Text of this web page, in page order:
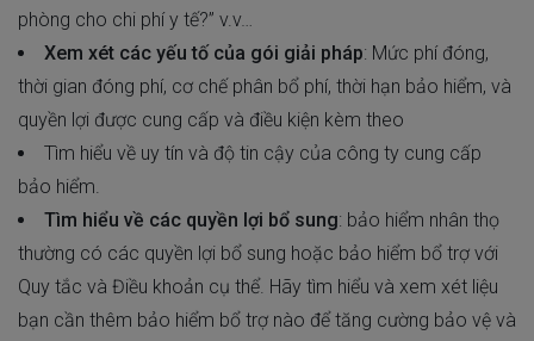
phòng cho chi phí y tế?” v.v…
Xem xét các yếu tố của gói giải pháp: Mức phí đóng,
thời gian đóng phí, cơ chế phân bổ phí, thời hạn bảo hiểm, và
quyền lợi được cung cấp và điều kiện kèm theo
Tìm hiểu về uy tín và độ tin cậy của công ty cung cấp
bảo hiểm.
Tìm hiểu về các quyền lợi bổ sung: bảo hiểm nhân thọ
thường có các quyền lợi bổ sung hoặc bảo hiểm bổ trợ với
Quy tắc và Điều khoản cụ thể. Hãy tìm hiểu và xem xét liệu
bạn cần thêm bảo hiểm bổ trợ nào để tăng cường bảo vệ và